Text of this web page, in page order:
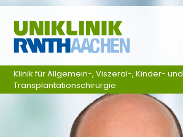
Zum Inhalt springen
Klinik für Allgemein-, Viszeral-, Kinder- und
Transplantationschirurgie